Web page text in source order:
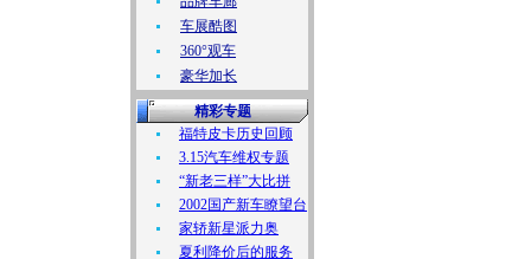
车展酷图
360°观车
豪华加长
精彩专题
福特皮卡历史回顾
3.15汽车维权专题
“新老三样”大比拼
2002国产新车瞭望台
家轿新星派力奥
夏利降价后的服务